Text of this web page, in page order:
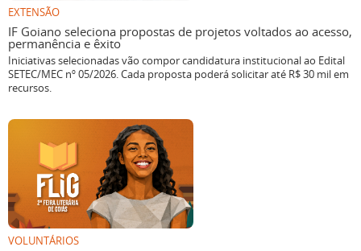
EXTENSÃO
IF Goiano seleciona propostas de projetos voltados ao acesso,
permanência e êxito
Iniciativas selecionadas vão compor candidatura institucional ao Edital
SETEC/MEC nº 05/2026. Cada proposta poderá solicitar até R$ 30 mil em
recursos.
VOLUNTÁRIOS